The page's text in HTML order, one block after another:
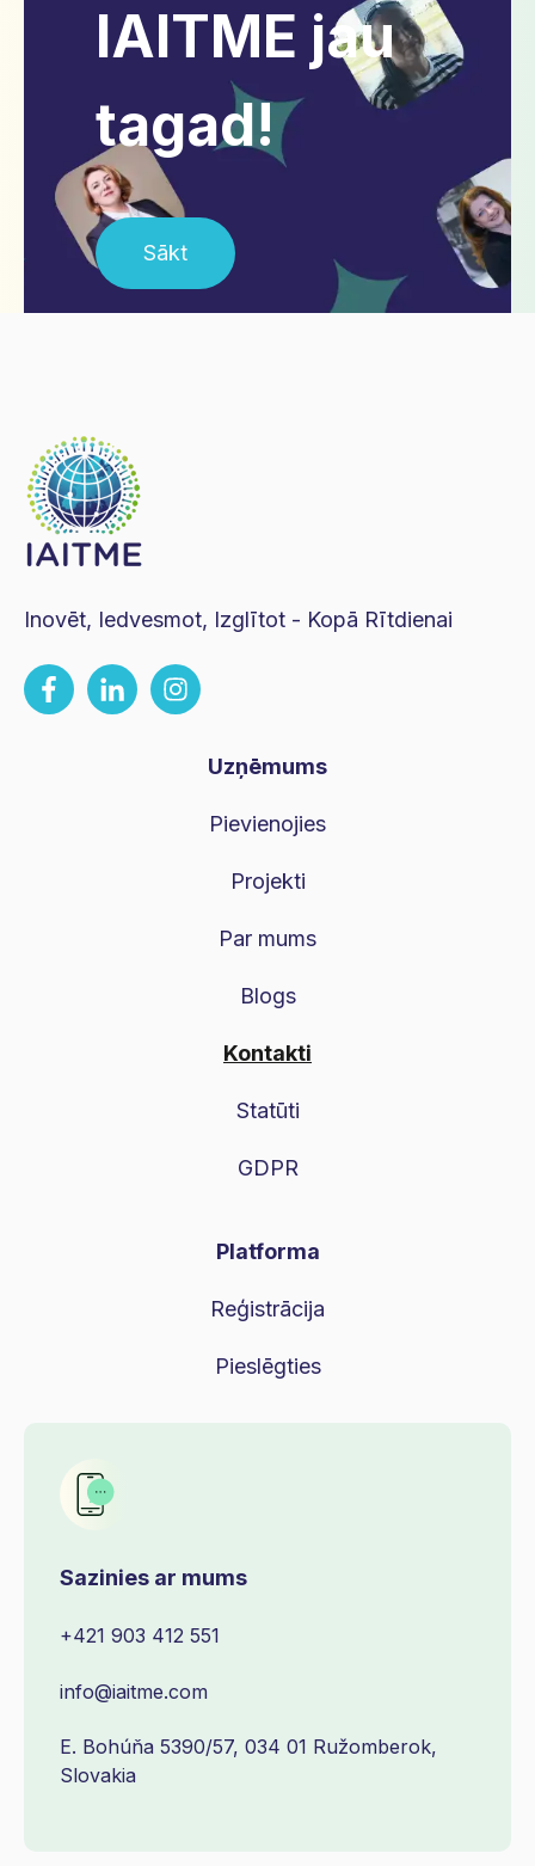
IAITME jau
tagad!
Sākt
Inovēt, Iedvesmot, Izglītot - Kopā Rītdienai
Uzņēmums
Pievienojies
Projekti
Par mums
Blogs
Kontakti
Statūti
GDPR
Platforma
Reģistrācija
Pieslēgties
Sazinies ar mums
+421 903 412 551
info@iaitme.com
E. Bohúňa 5390/57, 034 01 Ružomberok,
Slovakia